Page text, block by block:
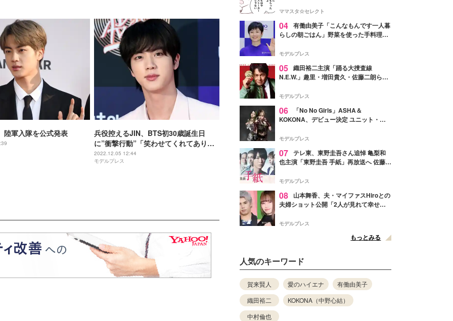
陸軍入隊を公式発表
兵役控えるJIN、BTS初30歳誕生日
に”衝撃行動”「笑わせてくれてありが
とう」「そういうところが好き」
2022.12.05 12:44
モデルプレス
ママスタ☆セレクト
04 有働由美子「こんなもんです一人暮
らしの朝ごはん」野菜を使った手料理公
そう」と反響
モデルプレス
05 織田裕二主演「踊る大捜査線
N.E.W.」趣里・増田貴久・佐藤二朗ら新
徴する“謎のキーワード”も
モデルプレス
06
「No No Girls」ASHA＆
KOKONA、デビュー決定 ユニット・
リリースへ
モデルプレス
07 テレ東、東野圭吾さん追悼 亀梨和
也主演「東野圭吾 手紙」再放送へ 佐藤隆
モデルプレス
08
山本舞香、夫・マイファスHiroとの
夫婦ショット公開「2人が見れて幸せ」
モデルプレス
もっとみる
人気のキーワード
賀来賢人 愛のハイエナ
有働由美子
織田裕二
KOKONA（中野心結）
中村倫也